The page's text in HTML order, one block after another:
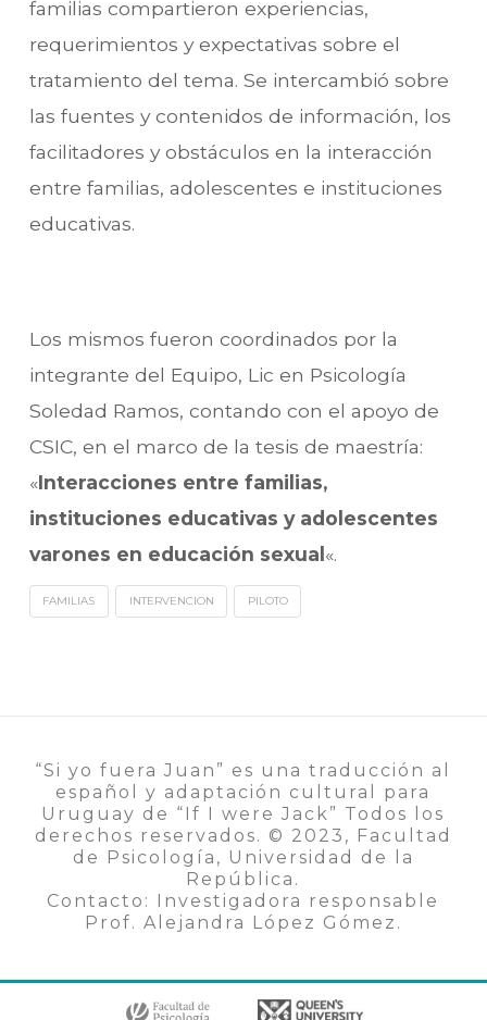
familias compartieron experiencias,
requerimientos y expectativas sobre el
tratamiento del tema. Se intercambió sobre
las fuentes y contenidos de información, los
facilitadores y obstáculos en la interacción
entre familias, adolescentes e instituciones
educativas.
Los mismos fueron coordinados por la
integrante del Equipo, Lic en Psicología
Soledad Ramos, contando con el apoyo de
CSIC, en el marco de la tesis de maestría:
«Interacciones entre familias,
instituciones educativas y adolescentes
varones en educación sexual «.
FAMILIAS INTERVENCION PILOTO
“Si yo fuera Juan” es una traducción al
español y adaptación cultural para
Uruguay de “If I were Jack” Todos los
derechos reservados. ©️ 2023, Facultad
de Psicología, Universidad de la
República.
Contacto: Investigadora responsable
Prof. Alejandra López Gómez.